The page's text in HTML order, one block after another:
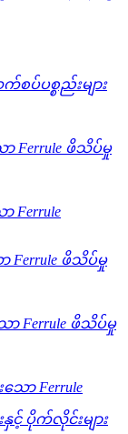
စပ်ပစ္စည်းများ
Ferrule ဖိသိပ်မှု
Ferrule
Ferrule ဖိသိပ်မှု
ာ Ferrule ဖိသိပ်မှု
ော Ferrule
င့် ပိုက်လိုင်းများ